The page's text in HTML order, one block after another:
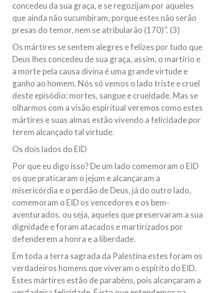
concedeu da sua graça, e se regozijam por aqueles
que ainda não sucumbiram, porque estes não serão
presas do temor, nem se atribularão (170)”. (3)
Os mártires se sentem alegres e felizes por tudo que
Deus lhes concedeu de sua graça, assim, o martírio e
a morte pela causa divina é uma grande virtude e
ganho ao homem. Nós só vemos o lado triste e cruel
deste episódio: mortes, sangue e crueldade. Mas se
olharmos com a visão espiritual veremos como estes
mártires e suas almas estão vivendo a felicidade por
terem alcançado tal virtude.
Os dois lados do EID
Por que eu digo isso? De um lado comemoram o EID
os que praticaram o jejum e alcançaram a
misericórdia e o perdão de Deus, já do outro lado,
comemoram o EID os vencedores e os bem-
aventurados, ou seja, aqueles que preservaram a sua
dignidade e foram atacados e martirizados por
defenderem a honra e a liberdade.
Em toda a terra sagrada da Palestina estes foram os
verdadeiros homens que viveram o espírito do EID.
Estes mártires estão de parabéns, pois alcançaram a